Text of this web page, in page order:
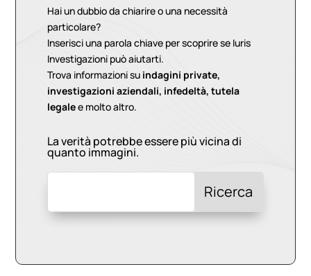
Hai un dubbio da chiarire o una necessità
particolare?
Inserisci una parola chiave per scoprire se Iuris
Investigazioni può aiutarti.
Trova informazioni su indagini private,
investigazioni aziendali, infedeltà, tutela
legalee molto altro.
La verità potrebbe essere più vicina di
quanto immagini.